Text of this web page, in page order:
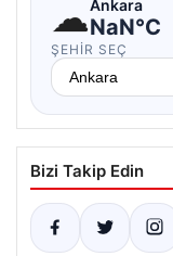
☁Ankara
NaN°C
ŞEHIR SEÇ
Bizi Takip Edin